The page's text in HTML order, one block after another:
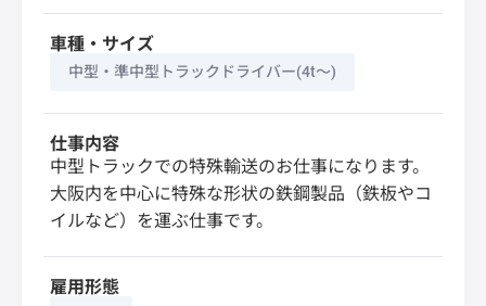
車種・サイズ
中型・準中型トラックドライバー(4t～)
仕事内容
中型トラックでの特殊輸送のお仕事になります。
大阪内を中心に特殊な形状の鉄鋼製品（鉄板やコ
イルなど）を運ぶ仕事です。
雇用形態